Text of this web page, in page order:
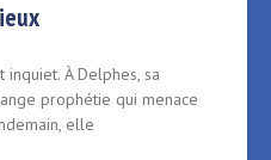
À Delphes, sa
prophétie qui menace
elle